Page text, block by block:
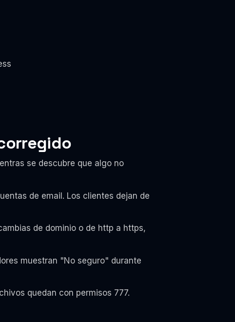
se descubre que algo no
de email. Los clientes dejan de
de dominio o de http a https,
muestran "No seguro" durante
quedan con permisos 777.